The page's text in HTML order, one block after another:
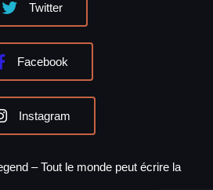
Twitter
Facebook
Instagram
– Tout le monde peut écrire la